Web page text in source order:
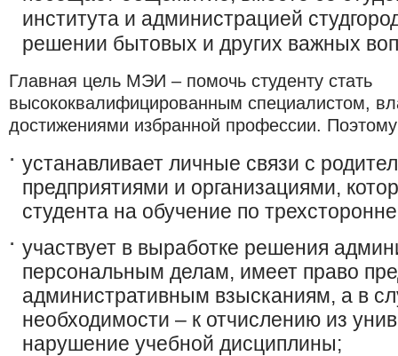
института и администрацией
решении бытовых и других важных
Главная цель МЭИ – помочь студенту стать
высококвалифицированным специалистом,
достижениями избранной профессии.
устанавливает личные связи с
предприятиями и организациями,
студента на обучение по
участвует в выработке решения
персональным делам, имеет право
административным взысканиям, а в
необходимости – к отчислению из
нарушение учебной дисциплины;